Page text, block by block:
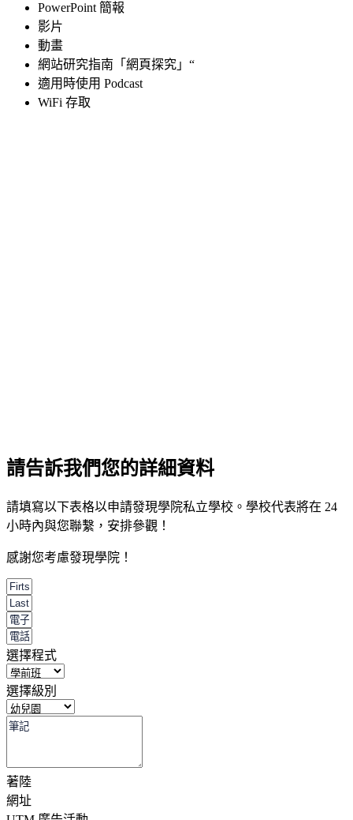
PowerPoint 簡報
影片
動畫
網站研究指南「網頁探究」“
適用時使用 Podcast
WiFi 存取
請告訴我們您的詳細資料
請填寫以下表格以申請發現學院私立學校。學校代表將在 24
小時內與您聯繫，安排參觀！
感謝您考慮發現學院！
選擇程式
選擇級別
著陸
網址